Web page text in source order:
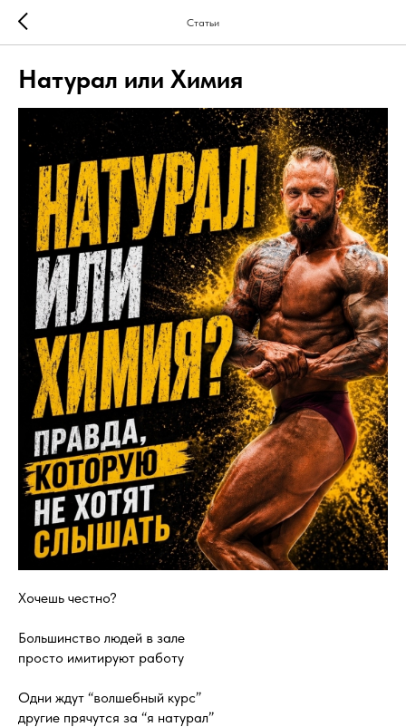
Статьи
Натурал или Химия
Хочешь честно?
Большинство людей в зале
просто имитируют работу
Одни ждут “волшебный курс”
другие прячутся за “я натурал”